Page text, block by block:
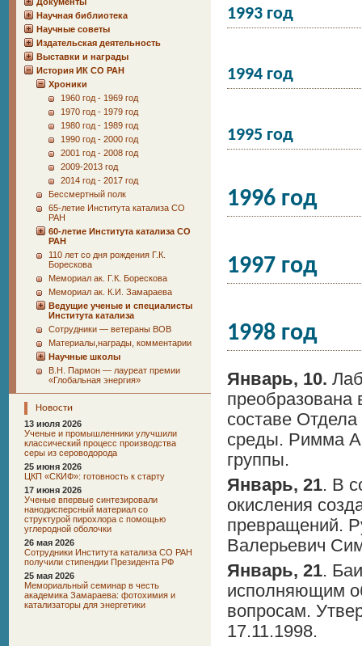
Научная библиотека
Научные советы
Издательская деятельность
Выставки и награды
История ИК СО РАН
Хроники
1960 год - 1969 год
1970 год - 1979 год
1980 год - 1989 год
1990 год - 2000 год
2001 год - 2008 год
2009-2013 год
2014 год - 2017 год
Бессмертный полк
65-летие Института катализа СО
РАН
60-летие Института катализа СО
РАН
110 лет со дня рождения Г.К.
Борескова
Мемориал ак. Г.К. Борескова
Мемориал ак. К.И. Замараева
Ведущие ученые и специалисты
Института катализа
Сотрудники ― ветераны ВОВ
Материалы,награды, комментарии
Научные школы
В.Н. Пармон — лауреат премии
«Глобальная энергия»
Новости
13 июля 2026
Ученые и промышленники улучшили
классический процесс производства
серы из сероводорода
25 июня 2026
ЦКП «СКИФ»: готовность к старту
17 июня 2026
Ученые впервые синтезировали
нанодисперсный материал со
структурой пирохлора с помощью
углеродной оболочки
26 мая 2026
Сотрудники Института катализа СО РАН
получили стипендии Президента РФ
25 мая 2026
Мемориальный семинар в честь
академика Замараева: фотохимия и
катализаторы для энергетики
1993 год
1994 год
1995 год
1996 год
1997 год
1998 год
Январь, 10.
преобразована
составе
среды. Римма
группы.
Январь, 21. В
окисления
превращений.
Валерьевич
Январь, 21.
исполняющим
вопросам.
17.11.1998.